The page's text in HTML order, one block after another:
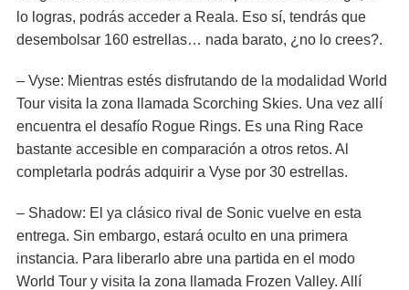
lo logras, podrás acceder a Reala. Eso sí, tendrás que
desembolsar 160 estrellas… nada barato, ¿no lo crees?.
– Vyse: Mientras estés disfrutando de la modalidad World
Tour visita la zona llamada Scorching Skies. Una vez allí
encuentra el desafío Rogue Rings. Es una Ring Race
bastante accesible en comparación a otros retos. Al
completarla podrás adquirir a Vyse por 30 estrellas.
– Shadow: El ya clásico rival de Sonic vuelve en esta
entrega. Sin embargo, estará oculto en una primera
instancia. Para liberarlo abre una partida en el modo
World Tour y visita la zona llamada Frozen Valley. Allí